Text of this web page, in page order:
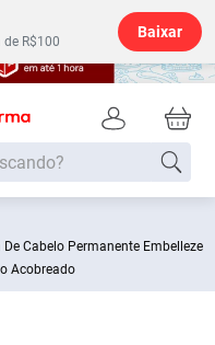
R$100
Baixar
De Cabelo Permanente Embelleze
Acobreado